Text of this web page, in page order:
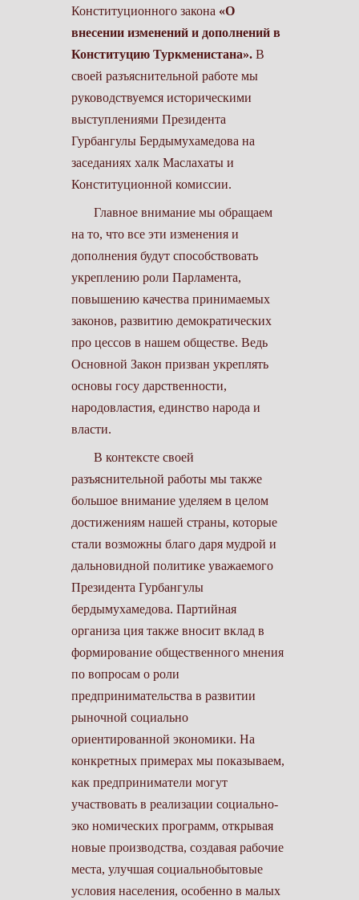
Конституционного закона «О
внесении изменений и дополнений в
Конституцию Туркменистана». В
своей разъяснительной работе мы
руководствуемся историческими
выступлениями Президента
Гурбангулы Бердымухамедова на
заседаниях халк Маслахаты и
Конституционной комиссии.
Главное внимание мы обращаем
на то, что все эти изменения и
дополнения будут способствовать
укреплению роли Парла­мента,
повышению качества принимаемых
законов, развитию демократических
про­ цессов в нашем обществе. Ведь
Основной Закон призван укреплять
основы госу­ дарственности,
народовластия, единство народа и
власти.
В контексте своей
разъяснительной работы мы также
большое внимание уделяем в целом
достижениям нашей страны, которые
стали возможны благо­ даря мудрой и
дальновидной политике уважаемого
Президента Гурбангулы
бердымухамедова. Партийная
организа­ ция также вносит вклад в
формирование общественного мнения
по вопросам о роли
предпринимательства в развитии
рыночной социально
ориентированной экономики. На
конкретных примерах мы показываем,
как предприниматели могут
участвовать в реализации социально­
эко­ номических программ, открывая
новые производства, создавая рабочие
места, улучшая социально­бытовые
условия населения, особенно в малых